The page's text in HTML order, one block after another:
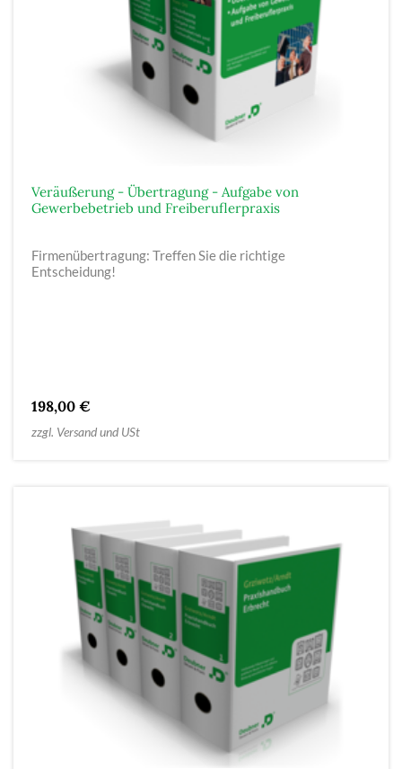
Veräußerung - Übertragung - Aufgabe von
Gewerbebetrieb und Freiberuflerpraxis
Firmenübertragung: Treffen Sie die richtige
Entscheidung!
198,00 €
zzgl. Versand und USt